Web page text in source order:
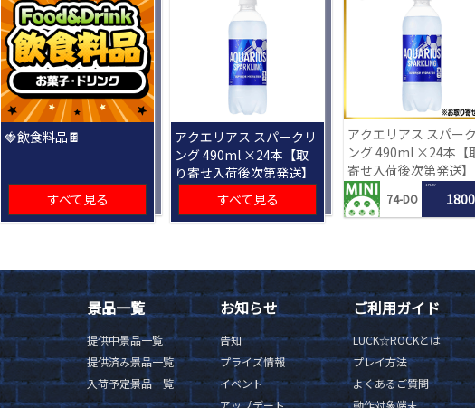
🍓飲食料品🍫
すべて見る
アクエリアス スパークリ
ング 490ml ×24本【取
り寄せ入荷後次第発送】
すべて見る
アクエリアス スパー
ング 490ml ×24本【
寄せ入荷後次第発送】
74-DO
1 PLAY
1800
景品一覧
提供中景品一覧
提供済み景品一覧
入荷予定景品一覧
お知らせ
告知
プライズ情報
イベント
アップデート
ご利用ガイド
LUCK☆ROCKとは
プレイ方法
よくあるご質問
動作対象端末